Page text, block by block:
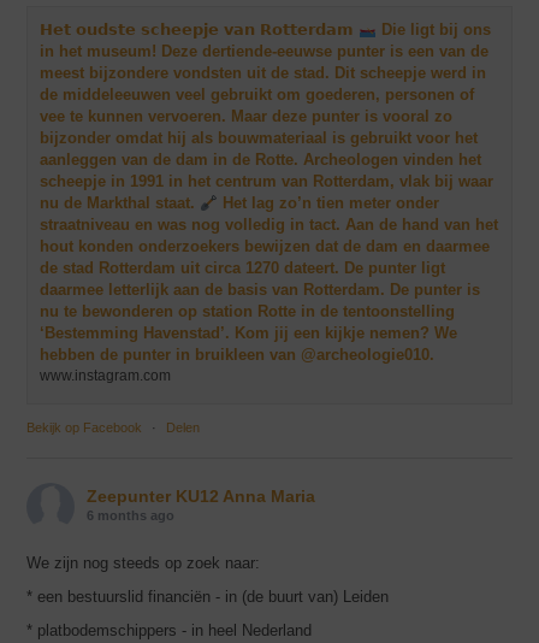
𝗛𝗲𝘁 𝗼𝘂𝗱𝘀𝘁𝗲 𝘀𝗰𝗵𝗲𝗲𝗽𝗷𝗲 𝘃𝗮𝗻 𝗥𝗼𝘁𝘁𝗲𝗿𝗱𝗮𝗺
Die ligt bij ons
in het museum! Deze dertiende-eeuwse punter is een van de
meest bijzondere vondsten uit de stad. Dit scheepje werd in
de middeleeuwen veel gebruikt om goederen, personen of
vee te kunnen vervoeren. Maar deze punter is vooral zo
bijzonder omdat hij als bouwmateriaal is gebruikt voor het
aanleggen van de dam in de Rotte. Archeologen vinden het
scheepje in 1991 in het centrum van Rotterdam, vlak bij waar
nu de Markthal staat.
Het lag zo’n tien meter onder
straatniveau en was nog volledig in tact. Aan de hand van het
hout konden onderzoekers bewijzen dat de dam en daarmee
de stad Rotterdam uit circa 1270 dateert. De punter ligt
daarmee letterlijk aan de basis van Rotterdam. De punter is
nu te bewonderen op station Rotte in de tentoonstelling
‘Bestemming Havenstad’. Kom jij een kijkje nemen? We
hebben de punter in bruikleen van @archeologie010.
www.instagram.com
Bekijk op Facebook · Delen
Zeepunter KU12 Anna Maria
6 months ago
We zijn nog steeds op zoek naar:
* een bestuurslid financiën - in (de buurt van) Leiden
* platbodemschippers - in heel Nederland